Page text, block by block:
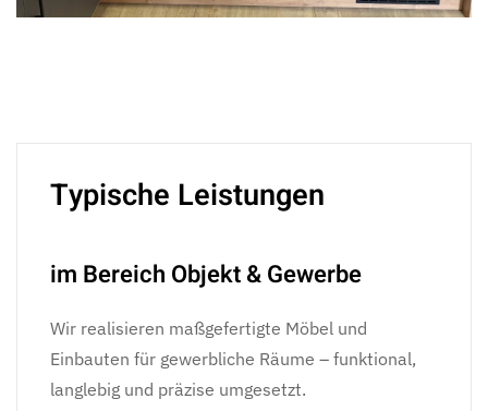
gestaltet.
Typische Leistungen
im Bereich Objekt & Gewerbe
Wir realisieren maßgefertigte Möbel und
Einbauten für gewerbliche Räume – funktional,
langlebig und präzise umgesetzt.